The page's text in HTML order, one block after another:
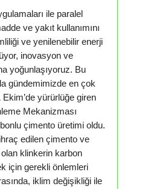
ile paralel
ve yakıt kullanımını
ve yenilenebilir enerji
inovasyon ve
yoğunlaşıyoruz. Bu
gündemimizde en çok
yürürlüğe giren
Mekanizması
çimento üretimi oldu.
edilen çimento ve
klinkerin karbon
için gerekli önlemleri
iklim değişikliği ile